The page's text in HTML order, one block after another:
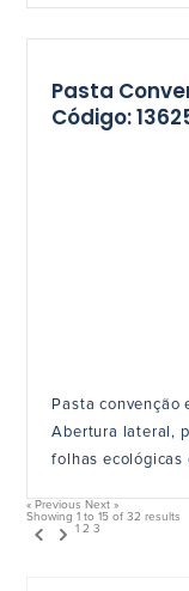
Pasta
Código:
Pasta convenção
Abertura lateral,
folhas ecológicas
« Previous Next »
Showing1 to15 of32 results
1 2 3